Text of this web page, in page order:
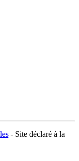
- Site déclaré à la